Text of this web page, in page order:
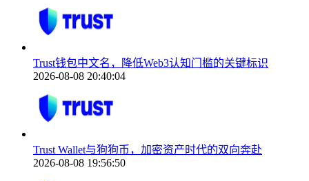
Trust钱包中文名，降低Web3认知门槛的关键标识
2026-08-08 20:40:04
Trust Wallet与狗狗币，加密资产时代的双向奔赴
2026-08-08 19:56:50